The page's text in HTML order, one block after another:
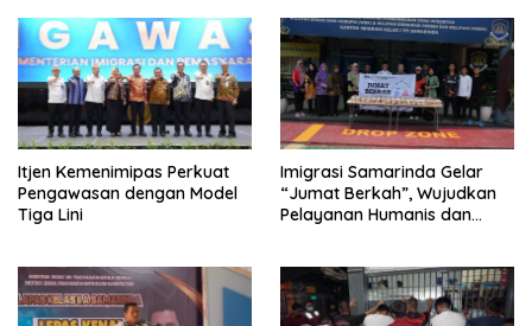
Itjen Kemenimipas Perkuat
Pengawasan dengan Model
Tiga Lini
Imigrasi Samarinda Gelar
“Jumat Berkah”, Wujudkan
Pelayanan Humanis dan